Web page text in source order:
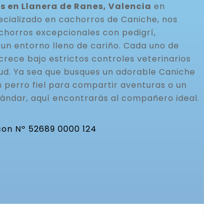
en Llanera de Ranes, Valencia en
en cachorros de Caniche, nos
excepcionales con pedigrí,
entorno lleno de cariño. Cada uno de
bajo estrictos controles veterinarios
Ya sea que busques un adorable Caniche
perro fiel para compartir aventuras o un
aquí encontrarás al compañero ideal.
Nº 52689 0000 124